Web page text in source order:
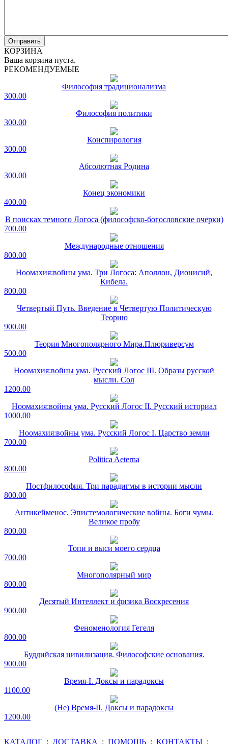
КОРЗИНА
Ваша корзина пуста.
РЕКОМЕНДУЕМЫЕ
Философия традиционализма
300.00
Философия политики
300.00
Конспирология
300.00
Абсолютная Родина
300.00
Конец экономики
400.00
В поисках темного Логоса (философско-богословские очерки)
700.00
Международные отношения
800.00
Ноомахия:войны ума. Три Логоса: Аполлон, Дионисий,
Кибела.
800.00
Четвертый Путь. Введение в Четвертую Политическую
Теорию
900.00
Теория Многополярного Мира.Плюриверсум
500.00
Ноомахия:войны ума. Русский Логос III. Образы русской
мысли. Сол
1200.00
Ноомахия:войны ума. Русский Логос II. Русский историал
1000.00
Ноомахия:войны ума. Русский Логос I. Царство земли
700.00
Politica Aeterna
800.00
Постфилософия. Три парадигмы в истории мысли
800.00
Антикейменос. Эпистемологические войны. Боги чумы.
Великое пробу
800.00
Топи и выси моего сердца
700.00
Многополярный мир
800.00
Десятый Интеллект и физика Воскресения
900.00
Феноменология Гегеля
800.00
Буддийская цивилизация. Философские основания.
900.00
Время-I. Доксы и парадоксы
1100.00
(Не) Время-II. Доксы и парадоксы
1200.00
КАТАЛОГ : ДОСТАВКА : ПОМОЩЬ : КОНТАКТЫ :